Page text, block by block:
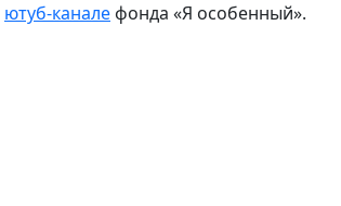
ютуб-каналефонда «Я особенный».